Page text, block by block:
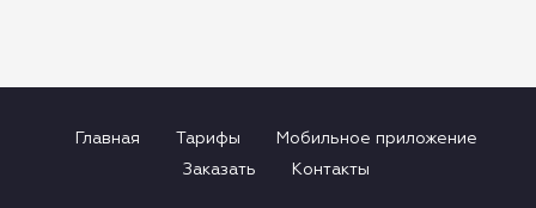
Главная Тарифы
Мобильное приложение
Заказать
Контакты